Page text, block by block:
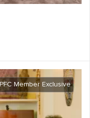
PFC Member Exclusive